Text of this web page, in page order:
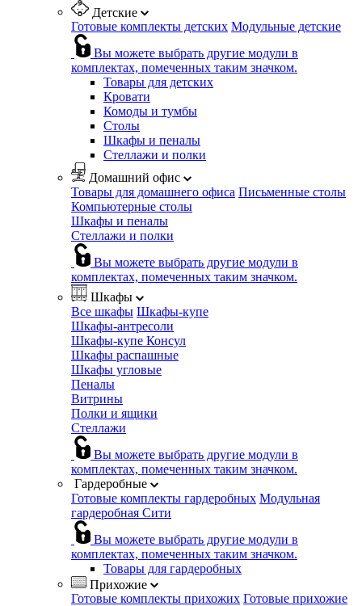
Детские
Готовые комплекты детских Модульные детские
Вы можете выбрать другие модули в
комплектах, помеченных таким значком.
Товары для детских
Кровати
Комоды и тумбы
Столы
Шкафы и пеналы
Стеллажи и полки
Домашний офис
Товары для домашнего офиса Письменные столы
Компьютерные столы
Шкафы и пеналы
Стеллажи и полки
Вы можете выбрать другие модули в
комплектах, помеченных таким значком.
Шкафы
Все шкафы Шкафы-купе
Шкафы-антресоли
Шкафы-купе Консул
Шкафы распашные
Шкафы угловые
Пеналы
Витрины
Полки и ящики
Стеллажи
Вы можете выбрать другие модули в
комплектах, помеченных таким значком.
Гардеробные
Готовые комплекты гардеробных Модульная
гардеробная Сити
Вы можете выбрать другие модули в
комплектах, помеченных таким значком.
Товары для гардеробных
Прихожие
Готовые комплекты прихожих Готовые прихожие